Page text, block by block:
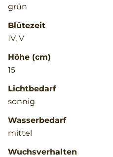
grün
Blütezeit
IV, V
Höhe (cm)
15
Lichtbedarf
sonnig
Wasserbedarf
mittel
Wuchsverhalten